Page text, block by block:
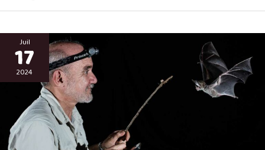
Juil
17
2024
L’HOMME
AUX
CHAUVE-
SOURIS
DU
MEXIQUE
EST
DE
RETOUR